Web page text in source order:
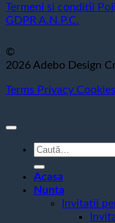
Termeni si conditii
GDPR A.N.P.C.
©
2026 Adebo Design
Terms Privacy Cookies
Caută
după:
Acasa
Nunta
Invitatii